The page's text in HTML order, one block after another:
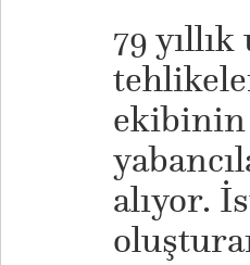
79
ekibinin
alıyor.